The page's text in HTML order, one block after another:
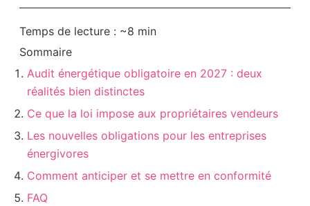
Temps de lecture : ~8 min
Sommaire
Audit énergétique obligatoire en 2027 : deux
réalités bien distinctes
Ce que la loi impose aux propriétaires vendeurs
Les nouvelles obligations pour les entreprises
énergivores
Comment anticiper et se mettre en conformité
FAQ